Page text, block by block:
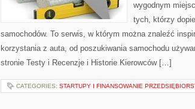
wygodnym
tych, którzy
samochodów. To serwis, w którym można znaleźć
korzystania z auta, od poszukiwania samochodu
stronie Testy i Recenzje i Historie Kierowców […]
CATEGORIES: STARTUPY I FINANSOWANIE